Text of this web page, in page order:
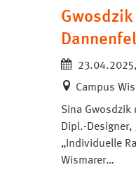
Gwosdzik
Campus
Sina Gwosdzik
Dipl.-Designer,
„Individuelle
Wismarer…